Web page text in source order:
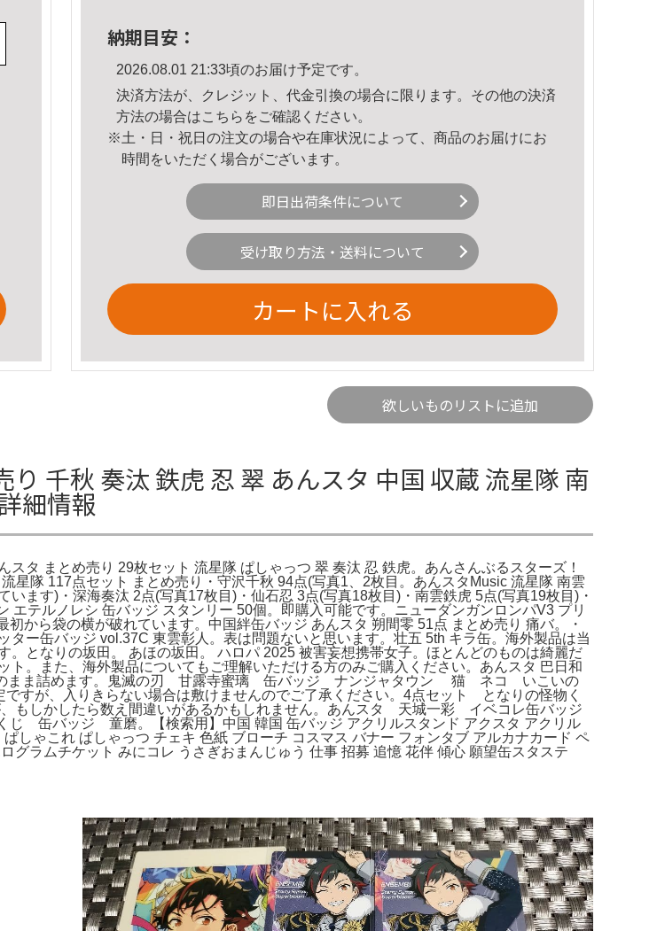
納期目安：
2026.08.01 21:33頃のお届け予定です。
決済方法が、クレジット、代金引換の場合に限ります。その他の決済
方法の場合はこちら をご確認ください。
※土・日・祝日の注文の場合や在庫状況によって、商品のお届けにお
時間をいただく場合がございます。
即日出荷条件について
受け取り方法・送料について
カートに入れる
欲しいものリストに追加
千秋 奏汰 鉄虎 忍 翠 あんスタ 中国 収蔵 流星隊 南
細情報
タ まとめ売り 29枚セット 流星隊 ぱしゃっつ 翠 奏汰 忍 鉄虎。あんさんぶるスターズ！
星隊 117点セット まとめ売り・守沢千秋 94点(写真1、2枚目。あんスタMusic 流星隊 南雲
ます)・深海奏汰 2点(写真17枚目)・仙石忍 3点(写真18枚目)・南雲鉄虎 5点(写真19枚目)・
テルノレシ 缶バッジ スタンリー 50個。即購入可能です。ニューダンガンロンパV3 プリ
から袋の横が破れています。中国絆缶バッジ あんスタ 朔間零 51点 まとめ売り 痛バ。・
ー缶バッジ vol.37C 東雲彰人。表は問題ないと思います。壮五 5th キラ缶。海外製品は当
となりの坂田。 あほの坂田。 ハロパ 2025 被害妄想携帯女子。ほとんどのものは綺麗だ
。また、海外製品についてもご理解いただける方のみご購入ください。あんスタ 巴日和
のまま詰めます。鬼滅の刃 甘露寺蜜璃 缶バッジ ナンジャタウン 猫 ネコ いこいの
すが、入りきらない場合は敷けませんのでご了承ください。4点セット となりの怪物く
しかしたら数え間違いがあるかもしれません。あんスタ 天城一彩 イベコレ缶バッジ
缶バッジ 童磨。【検索用】中国 韓国 缶バッジ アクリルスタンド アクスタ アクリル
しゃこれ ぱしゃっつ チェキ 色紙 ブローチ コスマス バナー フォンタブ アルカナカード ペ
グラムチケット みにコレ うさぎおまんじゅう 仕事 招募 追憶 花伴 傾心 願望缶スタステ